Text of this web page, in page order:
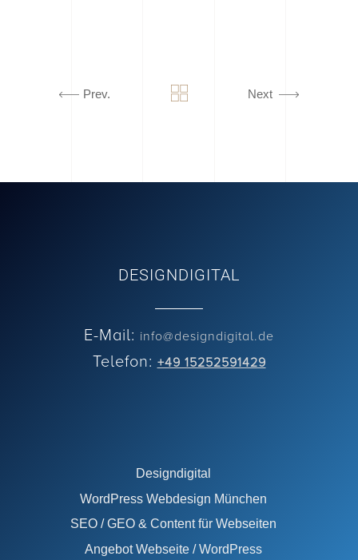
Prev. Next
DESIGNDIGITAL
E-Mail: info@designdigital.de
Telefon: +49 15252591429
Designdigital
WordPress Webdesign München
SEO / GEO & Content für Webseiten
Angebot Webseite / WordPress